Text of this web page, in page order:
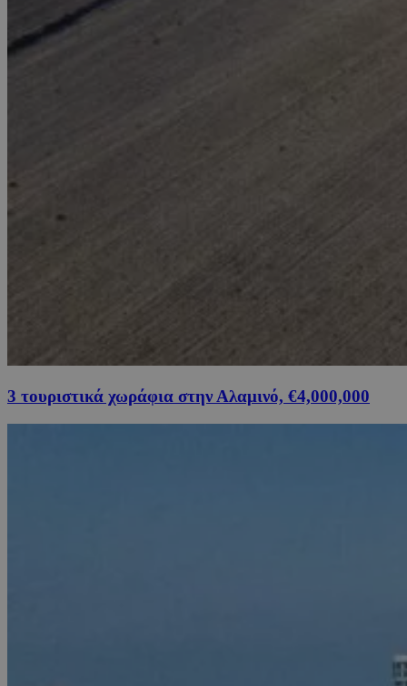
3 τουριστικά χωράφια στην Αλαμινό, €4,000,000